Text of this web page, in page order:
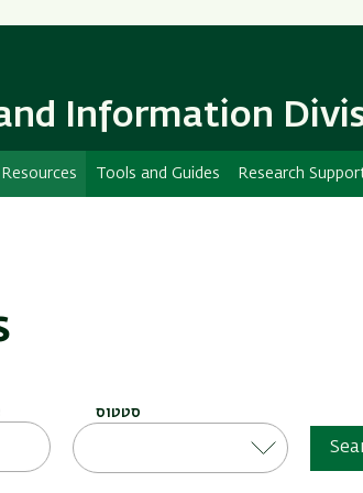
Information
Tools and Guides Research
סטטוס